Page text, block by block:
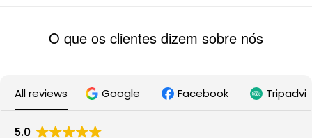
O que os clientes dizem sobre nós
All reviews Google Facebook
5.0